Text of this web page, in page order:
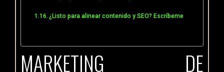
¿Listo para alinear contenido y SEO? Escríbeme
MARKETING DE